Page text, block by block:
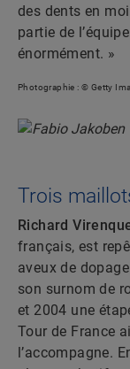
des dents en
partie de
énormément. »
Photographie : © Getty
Trois
Richard
français, est
aveux de
son surnom de
et 2004 une
Tour de France
l’accompagne.